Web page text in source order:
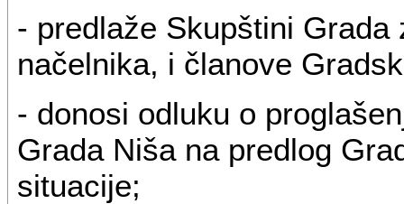
- predlaže Skupštini Grada
načelnika, i članove
- donosi odluku o
Grada Niša na predlog
situacije;